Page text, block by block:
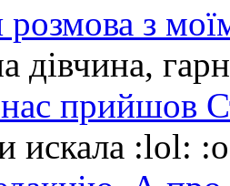
розмова з
нас прийшов
искала :lol: